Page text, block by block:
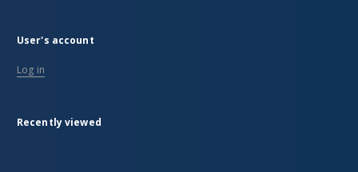
User's account
Log in
Recently viewed